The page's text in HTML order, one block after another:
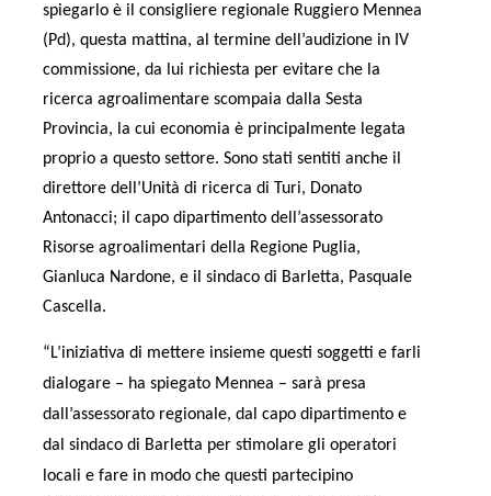
spiegarlo è il consigliere regionale Ruggiero Mennea
(Pd), questa mattina, al termine dell’audizione in IV
commissione, da lui richiesta per evitare che la
ricerca agroalimentare scompaia dalla Sesta
Provincia, la cui economia è principalmente legata
proprio a questo settore. Sono stati sentiti anche il
direttore dell’Unità di ricerca di Turi, Donato
Antonacci; il capo dipartimento dell’assessorato
Risorse agroalimentari della Regione Puglia,
Gianluca Nardone, e il sindaco di Barletta, Pasquale
Cascella.
“L’iniziativa di mettere insieme questi soggetti e farli
dialogare – ha spiegato Mennea – sarà presa
dall’assessorato regionale, dal capo dipartimento e
dal sindaco di Barletta per stimolare gli operatori
locali e fare in modo che questi partecipino